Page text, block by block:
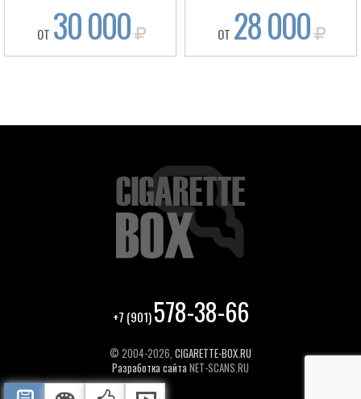
ОТ 30 000 ОТ 28 000
+7 (901)578-38-66
© 2004-2026, CIGARETTE-BOX.RU
Разработка сайтаNET-SCANS.RU